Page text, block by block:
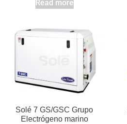
Read more
Solé 7 GS/GSC Grupo
Electrógeno marino